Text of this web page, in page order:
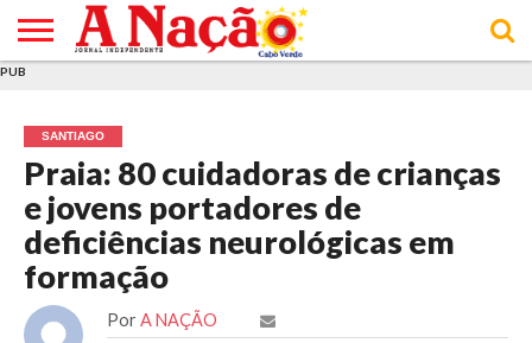
E DE
COOKIES
DE
UTILIZAÇÃO
PUB
SANTIAGO
Praia: 80 cuidadoras de crianças
e jovens portadores de
deficiências neurológicas em
formação
Por A NAÇÃO